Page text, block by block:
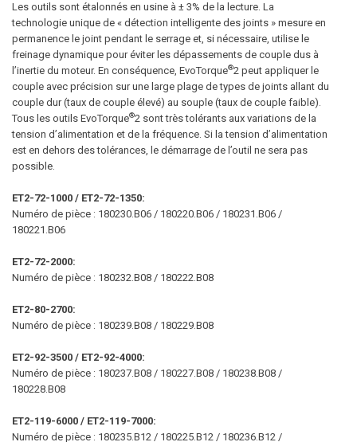
Les outils sont étalonnés en usine à ± 3% de la lecture. La
technologie unique de « détection intelligente des joints » mesure en
permanence le joint pendant le serrage et, si nécessaire, utilise le
freinage dynamique pour éviter les dépassements de couple dus à
l’inertie du moteur. En conséquence, EvoTorque®2 peut appliquer le
couple avec précision sur une large plage de types de joints allant du
couple dur (taux de couple élevé) au souple (taux de couple faible).
Tous les outils EvoTorque®2 sont très tolérants aux variations de la
tension d’alimentation et de la fréquence. Si la tension d’alimentation
est en dehors des tolérances, le démarrage de l’outil ne sera pas
possible.
ET2-72-1000 / ET2-72-1350:
Numéro de pièce : 180230.B06 / 180220.B06 / 180231.B06 /
180221.B06
ET2-72-2000:
Numéro de pièce : 180232.B08 / 180222.B08
ET2-80-2700:
Numéro de pièce : 180239.B08 / 180229.B08
ET2-92-3500 / ET2-92-4000:
Numéro de pièce : 180237.B08 / 180227.B08 / 180238.B08 /
180228.B08
ET2-119-6000 / ET2-119-7000:
Numéro de pièce : 180235.B12 / 180225.B12 / 180236.B12 /